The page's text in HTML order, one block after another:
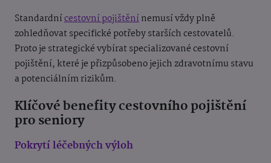
Standardnícestovní pojištěnínemusí vždy plně
zohledňovat specifické potřeby starších cestovatelů.
Proto je strategické vybírat specializované cestovní
pojištění, které je přizpůsobeno jejich zdravotnímu stavu
a potenciálním rizikům.
Klíčové benefity cestovního pojištění
pro seniory
Pokrytí léčebných výloh